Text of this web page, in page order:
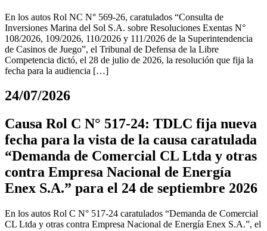
En los autos Rol NC N° 569-26, caratulados “Consulta de
Inversiones Marina del Sol S.A. sobre Resoluciones Exentas N°
108/2026, 109/2026, 110/2026 y 111/2026 de la Superintendencia
de Casinos de Juego”, el Tribunal de Defensa de la Libre
Competencia dictó, el 28 de julio de 2026, la resolución que fija la
fecha para la audiencia […]
24/07/2026
Causa Rol C N° 517-24: TDLC fija nueva
fecha para la vista de la causa caratulada
“Demanda de Comercial CL Ltda y otras
contra Empresa Nacional de Energía
Enex S.A.” para el 24 de septiembre 2026
En los autos Rol C N° 517-24 caratulados “Demanda de Comercial
CL Ltda y otras contra Empresa Nacional de Energía Enex S.A.”, el